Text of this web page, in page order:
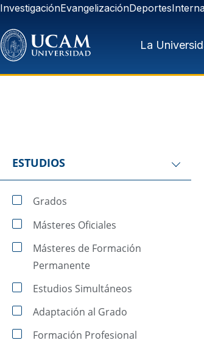
Pasar al contenido principal
InvestigaciónEvangelizaciónDeportes
La
ESTUDIOS
Grados
Másteres Oficiales
Másteres de Formación
Permanente
Estudios Simultáneos
Adaptación al Grado
Formación Profesional